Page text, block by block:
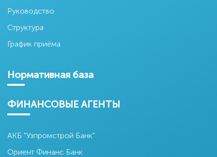
Руководство
Структура
График приёма
Нормативная база
ФИНАНСОВЫЕ АГЕНТЫ
АКБ "Узпромстрой Банк"
Ориент Финанс Банк